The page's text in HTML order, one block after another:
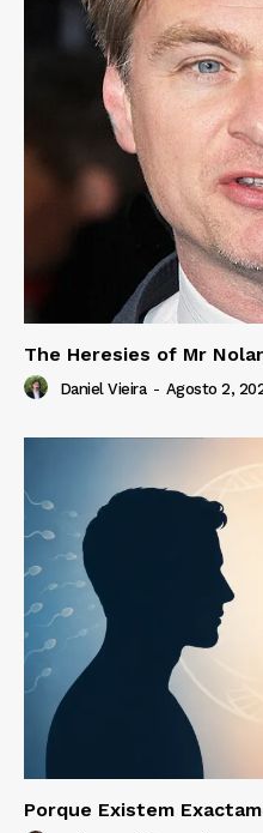
The Heresies of Mr
Daniel Vieira - Agosto 2,
Porque Existem